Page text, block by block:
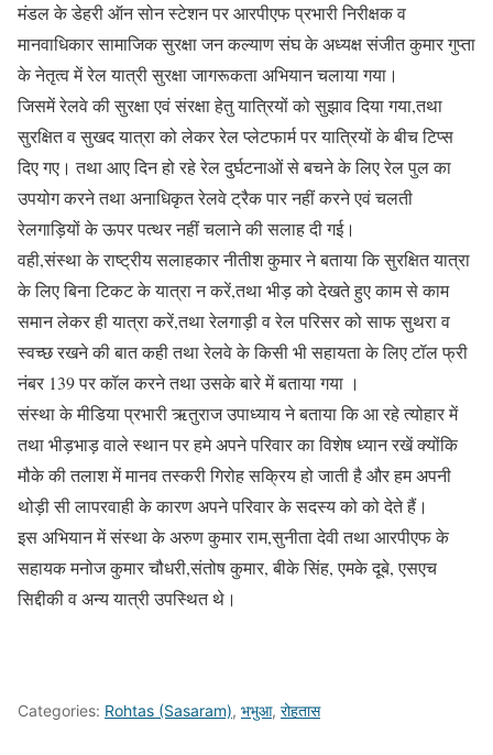
मंडल के डेहरी ऑन सोन स्टेशन पर आरपीएफ प्रभारी निरीक्षक व
मानवाधिकार सामाजिक सुरक्षा जन कल्याण संघ के अध्यक्ष संजीत कुमार गुप्ता
के नेतृत्व में रेल यात्री सुरक्षा जागरूकता अभियान चलाया गया।
जिसमें रेलवे की सुरक्षा एवं संरक्षा हेतु यात्रियों को सुझाव दिया गया,तथा
सुरक्षित व सुखद यात्रा को लेकर रेल प्लेटफार्म पर यात्रियों के बीच टिप्स
दिए गए। तथा आए दिन हो रहे रेल दुर्घटनाओं से बचने के लिए रेल पुल का
उपयोग करने तथा अनाधिकृत रेलवे ट्रैक पार नहीं करने एवं चलती
रेलगाड़ियों के ऊपर पत्थर नहीं चलाने की सलाह दी गई।
वही,संस्था के राष्ट्रीय सलाहकार नीतीश कुमार ने बताया कि सुरक्षित यात्रा
के लिए बिना टिकट के यात्रा न करें,तथा भीड़ को देखते हुए काम से काम
समान लेकर ही यात्रा करें,तथा रेलगाड़ी व रेल परिसर को साफ सुथरा व
स्वच्छ रखने की बात कही तथा रेलवे के किसी भी सहायता के लिए टॉल फ्री
नंबर 139 पर कॉल करने तथा उसके बारे में बताया गया ।
संस्था के मीडिया प्रभारी ऋतुराज उपाध्याय ने बताया कि आ रहे त्योहार में
तथा भीड़भाड़ वाले स्थान पर हमे अपने परिवार का विशेष ध्यान रखें क्योंकि
मौके की तलाश में मानव तस्करी गिरोह सक्रिय हो जाती है और हम अपनी
थोड़ी सी लापरवाही के कारण अपने परिवार के सदस्य को को देते हैं।
इस अभियान में संस्था के अरुण कुमार राम,सुनीता देवी तथा आरपीएफ के
सहायक मनोज कुमार चौधरी,संतोष कुमार, बीके सिंह, एमके दूबे, एसएच
सिद्दीकी व अन्य यात्री उपस्थित थे।
Categories: Rohtas (Sasaram), भभुआ, रोहतास